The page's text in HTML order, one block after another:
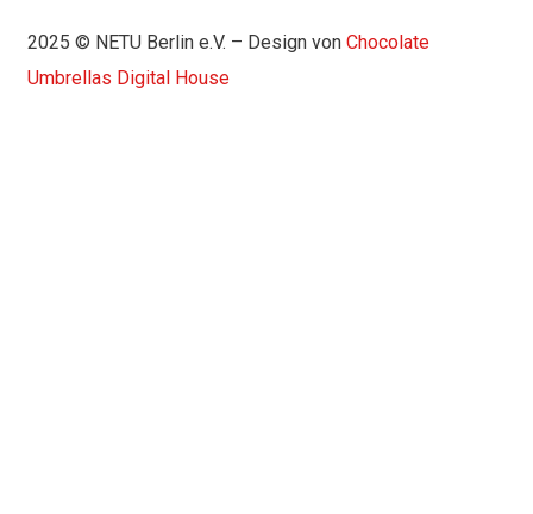
2025 © NETU Berlin e.V. – Design von Chocolate
Umbrellas Digital House